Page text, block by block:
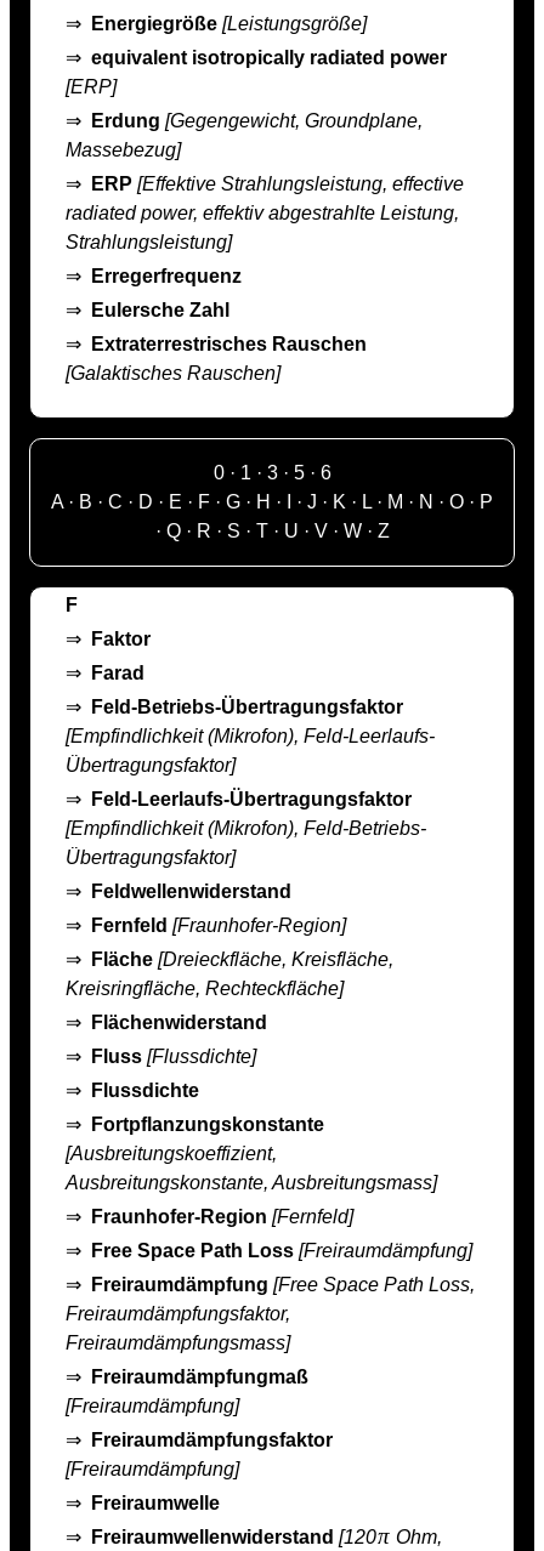
⇒
Energiegröße [Leistungsgröße]
⇒ equivalent isotropically radiated power
[ERP]
⇒
Erdung [Gegengewicht, Groundplane,
Massebezug]
⇒
ERP [Effektive Strahlungsleistung, effective
radiated power, effektiv abgestrahlte Leistung,
Strahlungsleistung]
⇒
Erregerfrequenz
⇒
Eulersche Zahl
⇒
Extraterrestrisches Rauschen
[Galaktisches Rauschen]
0· 1 · 3· 5· 6
A· B · C · D · E · F · G · H · · J · K · L · M · N · O · P
· Q· R · S · T· U · V· W· Z
F
⇒
Faktor
⇒
Farad
⇒
Feld-Betriebs-Übertragungsfaktor
[Empfindlichkeit (Mikrofon), Feld-Leerlaufs-
Übertragungsfaktor]
⇒
Feld-Leerlaufs-Übertragungsfaktor
[Empfindlichkeit (Mikrofon), Feld-Betriebs-
Übertragungsfaktor]
⇒
Feldwellenwiderstand
⇒
Fernfeld [Fraunhofer-Region]
⇒
Fläche [Dreieckfläche, Kreisfläche,
Kreisringfläche, Rechteckfläche]
⇒
Flächenwiderstand
⇒
Fluss [Flussdichte]
⇒
Flussdichte
⇒
Fortpflanzungskonstante
[Ausbreitungskoeffizient,
Ausbreitungskonstante, Ausbreitungsmass]
⇒
Fraunhofer-Region [Fernfeld]
⇒
Free Space Path Loss [Freiraumdämpfung]
⇒
Freiraumdämpfung [Free Space Path Loss,
Freiraumdämpfungsfaktor,
Freiraumdämpfungsmass]
⇒
Freiraumdämpfungmaß
[Freiraumdämpfung]
⇒
Freiraumdämpfungsfaktor
[Freiraumdämpfung]
⇒
Freiraumwelle
⇒
Freiraumwellenwiderstand [120π Ohm,